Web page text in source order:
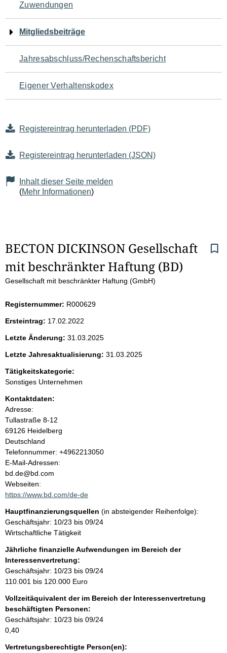
Zuwendungen
Mitgliedsbeiträge
Jahresabschluss/Rechenschaftsbericht
Eigener Verhaltenskodex
Registereintrag herunterladen (PDF)
Registereintrag herunterladen (JSON)
Inhalt dieser Seite melden
(Mehr Informationen)
S
e
t
e
n
i
n
h
a
l
t
BECTON DICKINSON Gesellschaft
mit beschränkter Haftung (BD)
Gesellschaft mit beschränkter Haftung (GmbH)
Registernummer: R000629
Ersteintrag: 17.02.2022
Letzte Änderung: 31.03.2025
Letzte Jahresaktualisierung: 31.03.2025
Tätigkeitskategorie:
Sonstiges Unternehmen
Kontaktdaten:
Adresse:
Tullastraße 8-12
69126 Heidelberg
Deutschland
K
o
n
t
a
t
i
n
f
o
r
m
t
i
o
n
e
Telefonnummer: +4962213050
E-Mail-Adressen:
bd.de@bd.com
Webseiten:
https://www.bd.com/de-de
Hauptfinanzierungsquellen (in absteigender Reihenfolge):
Geschäftsjahr: 10/23 bis 09/24
Wirtschaftliche Tätigkeit
Jährliche finanzielle Aufwendungen im Bereich der
Interessenvertretung:
Geschäftsjahr: 10/23 bis 09/24
110.001 bis 120.000 Euro
Vollzeitäquivalent der im Bereich der Interessenvertretung
beschäftigten Personen:
Geschäftsjahr: 10/23 bis 09/24
0,40
Vertretungsberechtigte Person(en):